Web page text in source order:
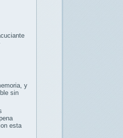
y
sin
esta